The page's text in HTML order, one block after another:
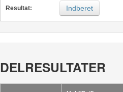
Resultat: Indberet
DELRESULTATER